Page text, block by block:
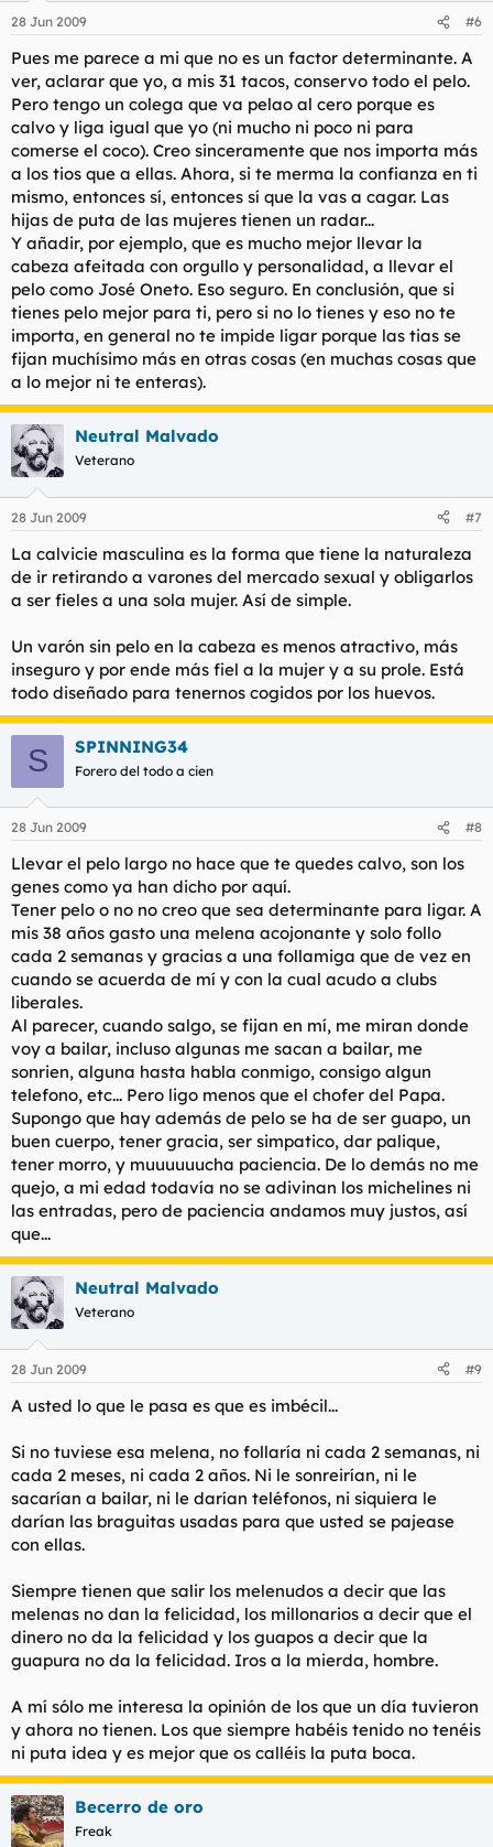
28 Jun 2009 #6
Pues me parece a mi que no es un factor determinante. A
ver, aclarar que yo, a mis 31 tacos, conservo todo el pelo.
Pero tengo un colega que va pelao al cero porque es
calvo y liga igual que yo (ni mucho ni poco ni para
comerse el coco). Creo sinceramente que nos importa más
a los tios que a ellas. Ahora, si te merma la confianza en ti
mismo, entonces sí, entonces sí que la vas a cagar. Las
hijas de puta de las mujeres tienen un radar...
Y añadir, por ejemplo, que es mucho mejor llevar la
cabeza afeitada con orgullo y personalidad, a llevar el
pelo como José Oneto. Eso seguro. En conclusión, que si
tienes pelo mejor para ti, pero si no lo tienes y eso no te
importa, en general no te impide ligar porque las tias se
fijan muchísimo más en otras cosas (en muchas cosas que
a lo mejor ni te enteras).
Neutral Malvado
Veterano
28 Jun 2009 #7
La calvicie masculina es la forma que tiene la naturaleza
de ir retirando a varones del mercado sexual y obligarlos
a ser fieles a una sola mujer. Así de simple.
Un varón sin pelo en la cabeza es menos atractivo, más
inseguro y por ende más fiel a la mujer y a su prole. Está
todo diseñado para tenernos cogidos por los huevos.
S SPINNING34
Forero del todo a cien
28 Jun 2009 #8
Llevar el pelo largo no hace que te quedes calvo, son los
genes como ya han dicho por aquí.
Tener pelo o no no creo que sea determinante para ligar. A
mis 38 años gasto una melena acojonante y solo follo
cada 2 semanas y gracias a una follamiga que de vez en
cuando se acuerda de mí y con la cual acudo a clubs
liberales.
Al parecer, cuando salgo, se fijan en mí, me miran donde
voy a bailar, incluso algunas me sacan a bailar, me
sonrien, alguna hasta habla conmigo, consigo algun
telefono, etc... Pero ligo menos que el chofer del Papa.
Supongo que hay además de pelo se ha de ser guapo, un
buen cuerpo, tener gracia, ser simpatico, dar palique,
tener morro, y muuuuuucha paciencia. De lo demás no me
quejo, a mi edad todavía no se adivinan los michelines ni
las entradas, pero de paciencia andamos muy justos, así
que...
Neutral Malvado
Veterano
28 Jun 2009 #9
A usted lo que le pasa es que es imbécil...
Si no tuviese esa melena, no follaría ni cada 2 semanas, ni
cada 2 meses, ni cada 2 años. Ni le sonreirían, ni le
sacarían a bailar, ni le darían teléfonos, ni siquiera le
darían las braguitas usadas para que usted se pajease
con ellas.
Siempre tienen que salir los melenudos a decir que las
melenas no dan la felicidad, los millonarios a decir que el
dinero no da la felicidad y los guapos a decir que la
guapura no da la felicidad. Iros a la mierda, hombre.
A mí sólo me interesa la opinión de los que un día tuvieron
y ahora no tienen. Los que siempre habéis tenido no tenéis
ni puta idea y es mejor que os calléis la puta boca.
Becerro de oro
Freak